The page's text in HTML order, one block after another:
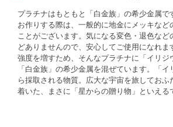
プラチナはもともと「白金族」の希少金属で
お作りする際は、一般的に地金にメッキなど
ことがございます。気になる変色・退色など
どありませんので、安心してご使用になれま
強度を増すため、そんなプラチナに「イリジ
「白金族」の希少金属を混ぜています。「
ら採取される物質。広大な宇宙を旅しておふ
着いた、まさに「星からの贈り物」といえる